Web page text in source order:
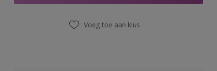
Voeg toe aan klus